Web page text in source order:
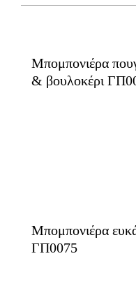
Μπομπονιέρα
& βουλοκέρι
Μπομπονιέρα
ΓΠ0075